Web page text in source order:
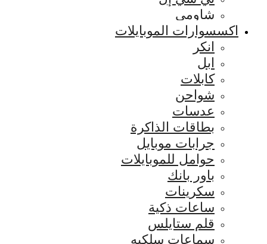
شاومي
اكسسوارات الموبايلات
انكر
ابل
كابلات
شواحن
عدسات
بطاقات الذاكرة
جرابات موبايل
حوامل للموبايلات
باور بانك
سكرينات
ساعات ذكية
قلم ستايلس
سماعات سلكيه